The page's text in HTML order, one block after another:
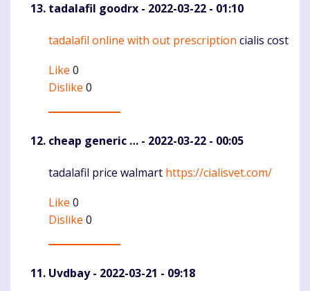
tadalafil goodrx - 2022-03-22 - 01:10
Komentaras
tadalafil online with out prescription cialis cost
Like 0
Dislike 0
cheap generic … - 2022-03-22 - 00:05
Komentaras
tadalafil price walmart https://cialisvet.com/
Like 0
Dislike 0
Uvdbay- 2022-03-21 - 09:18